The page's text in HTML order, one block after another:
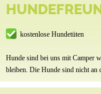
kostenlose Hundetüten
Hunde sind bei uns mit Camper
bleiben. Die Hunde sind nicht an